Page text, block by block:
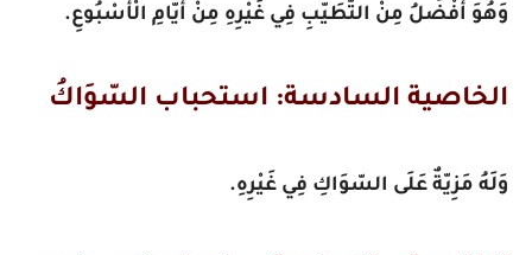
وَهُوَ أَفْضَلُ مِنْ التّطَيّبِ فِي غَيْرِهِ مِنْ أَيّامِ الْأُسْبُوعِ.
الخاصية السادسة: استحباب السّوَاكُ
وَلَهُ مَزِيّةٌ عَلَى السّوَاكِ فِي غَيْرِهِ.